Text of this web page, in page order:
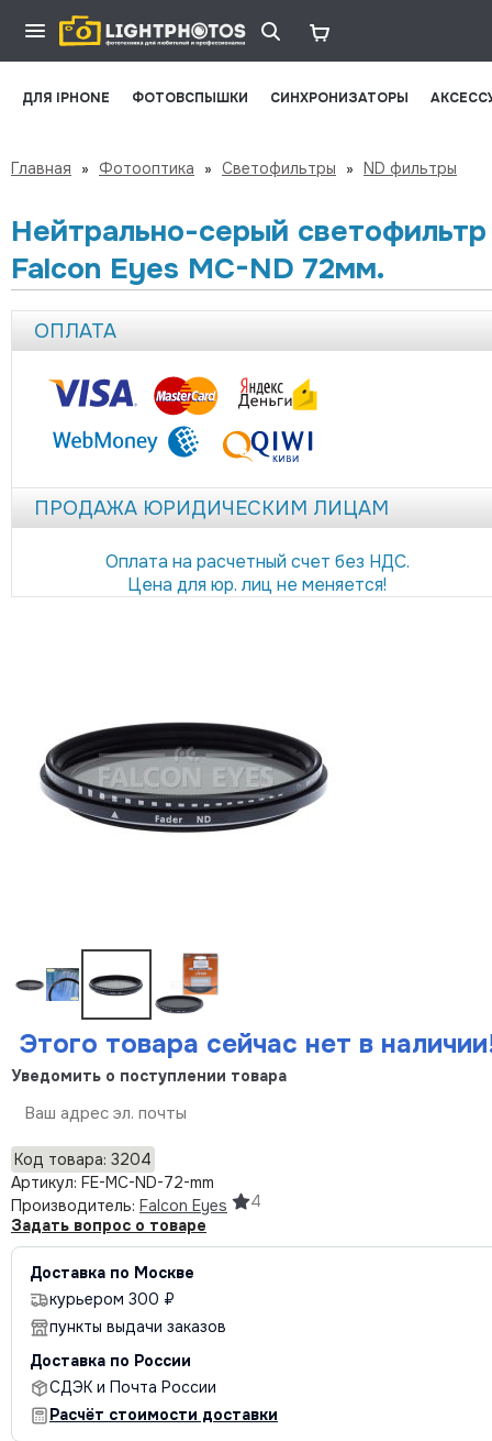
ДЛЯ IPHONE ФОТОВСПЫШКИ СИНХРОНИЗАТОРЫ
Главная » Фотооптика » Светофильтры » ND фильтры
Нейтрально-серый светофильтр
Falcon Eyes MC-ND 72мм.
ОПЛАТА
ПРОДАЖА ЮРИДИЧЕСКИМ ЛИЦАМ
Оплата на расчетный счет без НДС.
Цена для юр. лиц не меняется!
Этого товара сейчас нет в
Уведомить о поступлении товара
Код товара: 3204
Артикул: FE-MC-ND-72-mm
Производитель: Falcon Eyes
4
Задать вопрос о товаре
Доставка по Москве
курьером 300 ₽
пункты выдачи заказов
Доставка по России
СДЭК и Почта России
Расчёт стоимости доставки